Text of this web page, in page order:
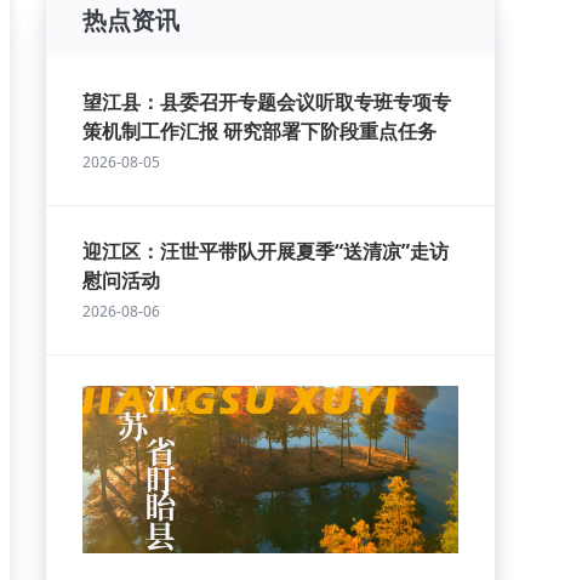
热点资讯
望江县：县委召开专题会议听取专班专项专
策机制工作汇报 研究部署下阶段重点任务
2026-08-05
迎江区：汪世平带队开展夏季“送清凉”走访
慰问活动
2026-08-06